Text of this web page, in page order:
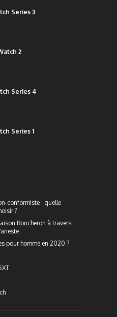
Series 3
2
Series 4
Series 1
conformiste : quelle
?
Boucheron à travers
pour homme en 2020 ?